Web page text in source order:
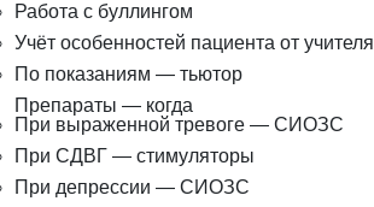
Работа с буллингом
Учёт особенностей пациента от учителя
По показаниям — тьютор
Препараты — когда
При выраженной тревоге — СИОЗС
При СДВГ — стимуляторы
При депрессии — СИОЗС